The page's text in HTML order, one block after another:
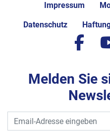
Impressum
Datenschutz
Melden Sie